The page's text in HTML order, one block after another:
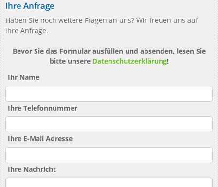
Ihre Anfrage
Haben Sie noch weitere Fragen an uns? Wir freuen uns auf
ihre Anfrage.
Bevor Sie das Formular ausfüllen und absenden, lesen Sie
bitte unsere Datenschutzerklärung!
Ihr Name
Ihre Telefonnummer
Ihre E-Mail Adresse
Ihre Nachricht